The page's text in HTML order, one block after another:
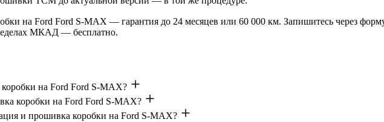
на Ford Ford S-MAX — гарантия до 24 месяцев или 60 000 км. Запишитесь через
МКАД — бесплатно.
на Ford Ford S-MAX?
коробки на Ford Ford S-MAX?
и прошивка коробки на Ford S-MAX?